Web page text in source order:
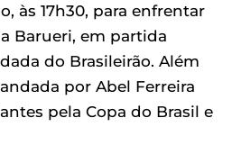
às 17h30, para enfrentar
Barueri, em partida
do Brasileirão. Além
por Abel Ferreira
pela Copa do Brasil e